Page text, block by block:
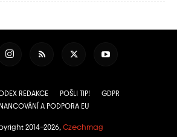
REDAKCE POŠLI TIP!
GDPR
A PODPORA EU
2014–2026, Czechmag